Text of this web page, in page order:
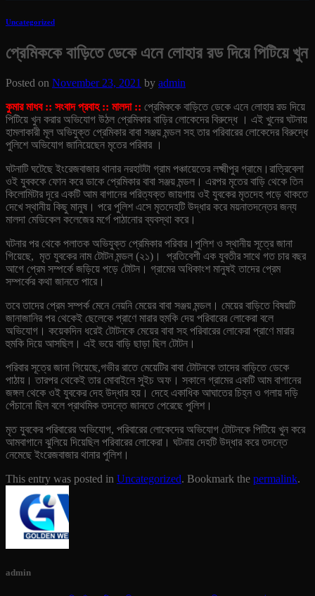
Uncategorized
প্রেমিককে বাড়িতে ডেকে এনে লোহার রড দিয়ে পিটিয়ে খুন
Posted on November 23, 2021 by admin
কুমার মাধব :: সংবাদ প্রবাহ :: মালদা :: প্রেমিককে বাড়িতে ডেকে এনে লোহার রড দিয়ে
পিটিয়ে খুন করার অভিযোগ উঠল প্রেমিকার বাড়ির লোকেদের বিরুদ্ধে । এই খুনের ঘটনায়
হামলাকারী মূল অভিযুক্ত প্রেমিকার বাবা সঞ্জয় মন্ডল সহ তার পরিবারের লোকেদের বিরুদ্ধে
পুলিশে অভিযোগ জানিয়েছেন মৃতের পরিবার ।
ঘটনাটি ঘটেছে ইংরেজবাজার থানার নরহাটটা গ্রাম পঞ্চায়েতের লক্ষ্মীপুর গ্রামে।রাত্রিবেলা
ওই যুবককে ফোন করে ডাকে প্রেমিকার বাবা সঞ্জয় মন্ডল। এরপর মৃতের বাড়ি থেকে তিন
কিলোমিটার দূরে একটি আম বাগানের পরিত্যক্ত জায়গায় ওই যুবকের মৃতদেহ পড়ে থাকতে
দেখে স্থানীয় কিছু মানুষ। পরে পুলিশ এসে মৃতদেহটি উদ্ধার করে ময়নাতদন্তের জন্য
মালদা মেডিকেল কলেজের মর্গে পাঠানোর ব্যবস্থা করে।
ঘটনার পর থেকে পলাতক অভিযুক্ত প্রেমিকার পরিবার।পুলিশ ও স্থানীয় সূত্রে জানা
গিয়েছে, মৃত যুবকের নাম টোটন মন্ডল (২১)। প্রতিবেশী এক যুবতীর সাথে গত চার বছর
আগে প্রেম সম্পর্কে জড়িয়ে পড়ে টোটন। গ্রামের অধিকাংশ মানুষই তাদের প্রেম
সম্পর্কের কথা জানতে পারে।
তবে তাদের প্রেম সম্পর্ক মেনে নেয়নি মেয়ের বাবা সঞ্জয় মন্ডল। মেয়ের বাড়িতে বিষয়টি
জানাজানির পর থেকেই ছেলেকে প্রাণে মারার হুমকি দেয় পরিবারের লোকেরা বলে
অভিযোগ। কয়েকদিন ধরেই টোটনকে মেয়ের বাবা সহ পরিবারের লোকেরা প্রাণে মারার
হুমকি দিয়ে আসছিল। এই ভয়ে বাড়ি ছাড়া ছিল টোটন।
পরিবার সূত্রে জানা গিয়েছে,গভীর রাতে মেয়েটির বাবা টোটনকে তাদের বাড়িতে ডেকে
পাঠায়। তারপর থেকেই তার মোবাইলে সুইচ অফ। সকালে গ্রামের একটি আম বাগানের
জঙ্গল থেকে ওই যুবকের দেহ উদ্ধার হয়। দেহে একাধিক আঘাতের চিহ্ন ও গলায় দড়ি
পেঁচানো ছিল বলে প্রাথমিক তদন্তে জানতে পেরেছে পুলিশ।
মৃত যুবকের পরিবারের অভিযোগ, পরিবারের লোকেদের অভিযোগ টোটনকে পিটিয়ে খুন করে
আমবাগানে ঝুলিয়ে দিয়েছিল পরিবারের লোকেরা। ঘটনায় দেহটি উদ্ধার করে তদন্তে
নেমেছে ইংরেজবাজার থানার পুলিশ।
This entry was posted in Uncategorized. Bookmark the permalink.
admin